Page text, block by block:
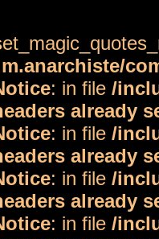
: in file /
already
: in file /
already
: in file /
already
: in file /